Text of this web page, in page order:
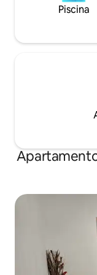
Piscina